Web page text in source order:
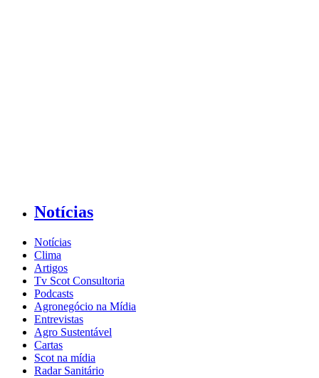
Notícias
Notícias
Clima
Artigos
Tv Scot Consultoria
Podcasts
Agronegócio na Mídia
Entrevistas
Agro Sustentável
Cartas
Scot na mídia
Radar Sanitário